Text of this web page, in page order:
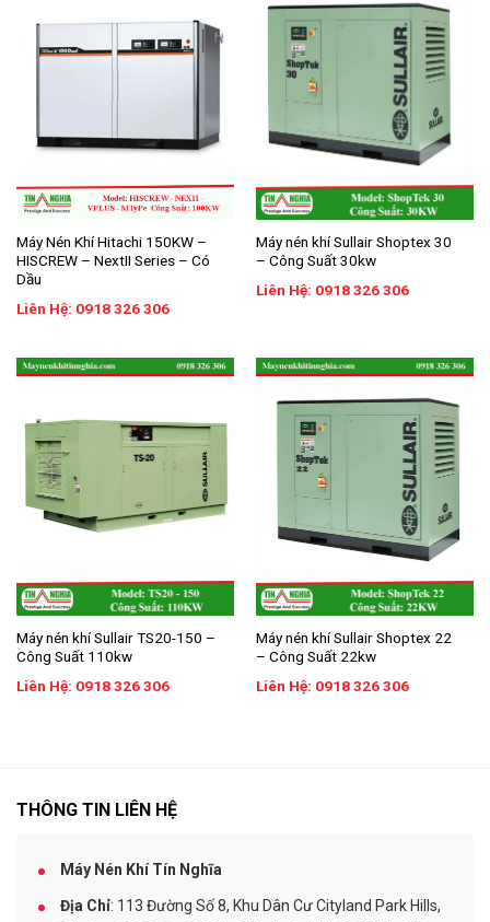
Máy Nén Khí Hitachi 150KW –
HISCREW – NextII Series – Có
Dầu
Liên Hệ: 0918 326 306
Máy nén khí Sullair Shoptex 30
– Công Suất 30kw
Liên Hệ: 0918 326 306
Máy nén khí Sullair TS20-150 –
Công Suất 110kw
Liên Hệ: 0918 326 306
Máy nén khí Sullair Shoptex 22
– Công Suất 22kw
Liên Hệ: 0918 326 306
THÔNG TIN LIÊN HỆ
Máy Nén Khí Tín Nghĩa
Địa Chỉ: 113 Đường Số 8, Khu Dân Cư Cityland Park Hills,